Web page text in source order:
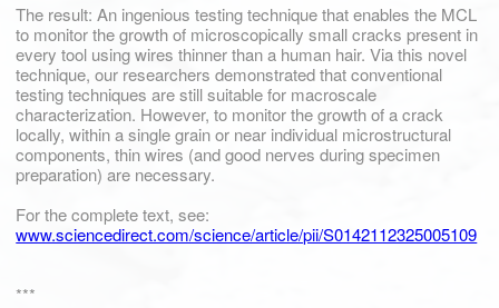
The result: An ingenious testing technique that enables the MCL
to monitor the growth of microscopically small cracks present in
every tool using wires thinner than a human hair. Via this novel
technique, our researchers demonstrated that conventional
testing techniques are still suitable for macroscale
characterization. However, to monitor the growth of a crack
locally, within a single grain or near individual microstructural
components, thin wires (and good nerves during specimen
preparation) are necessary.
For the complete text, see:
www.sciencedirect.com/science/article/pii/S0142112325005109
***